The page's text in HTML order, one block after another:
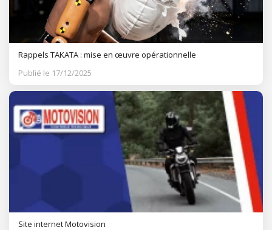
Rappels TAKATA : mise en œuvre opérationnelle
Publié le 17/12/2025
Site internet Motovision